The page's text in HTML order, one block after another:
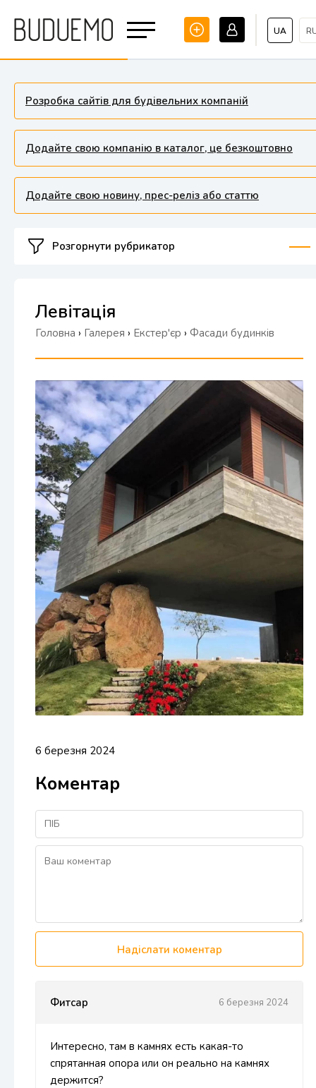
UA
Розробка сайтів для будівельних компаній
Додайте свою компанію в каталог, це безкоштовно
Додайте свою новину, прес-реліз або статтю
Розгорнути рубрикатор
Левітація
Головна › Галерея › Екстер'єр › Фасади будинків
6 березня 2024
Коментар
Надіслати коментар
Фитсар 6 березня 2024
Интересно, там в камнях есть какая-то
спрятанная опора или он реально на камнях
держится?